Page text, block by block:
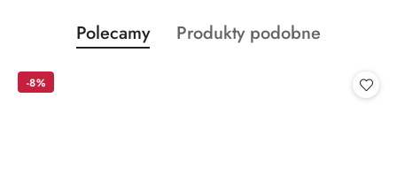
Pomiń karuzelę produktów
Produkty
o
Polecamy
Produkty
Produkty podobne
-8%